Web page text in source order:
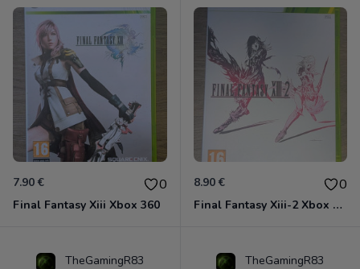
7.90 € 0
Final Fantasy Xiii Xbox 360
8.90 € 0
Final Fantasy Xiii-2 Xbox 360
TheGamingR83 TheGamingR83